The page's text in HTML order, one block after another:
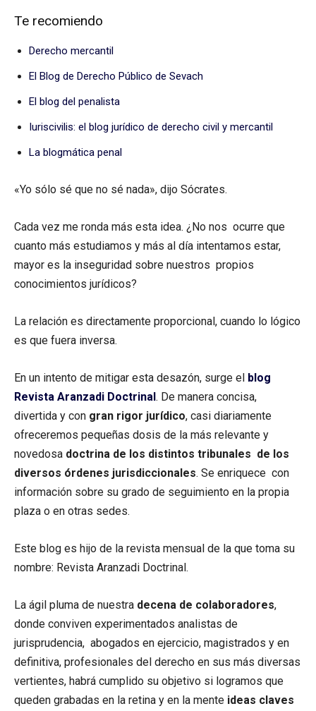
Te recomiendo
Derecho mercantil
El Blog de Derecho Público de Sevach
El blog del penalista
Iuriscivilis: el blog jurídico de derecho civil y mercantil
La blogmática penal
«Yo sólo sé que no sé nada», dijo Sócrates.
Cada vez me ronda más esta idea. ¿No nos ocurre que
cuanto más estudiamos y más al día intentamos estar,
mayor es la inseguridad sobre nuestros propios
conocimientos jurídicos?
La relación es directamente proporcional, cuando lo lógico
es que fuera inversa.
En un intento de mitigar esta desazón, surge el blog
Revista Aranzadi Doctrinal. De manera concisa,
divertida y con gran rigor jurídico, casi diariamente
ofreceremos pequeñas dosis de la más relevante y
novedosa doctrina de los distintos tribunales de los
diversos órdenes jurisdiccionales. Se enriquece con
información sobre su grado de seguimiento en la propia
plaza o en otras sedes.
Este blog es hijo de la revista mensual de la que toma su
nombre: Revista Aranzadi Doctrinal.
La ágil pluma de nuestra decena de colaboradores,
donde conviven experimentados analistas de
jurisprudencia, abogados en ejercicio, magistrados y en
definitiva, profesionales del derecho en sus más diversas
vertientes, habrá cumplido su objetivo si logramos que
queden grabadas en la retina y en la mente ideas claves